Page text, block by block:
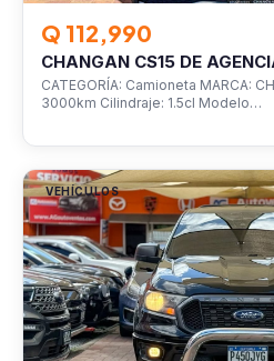
Q 112,990
CHANGAN CS15 DE
CATEGORÍA: Camioneta MARCA:
3000km Cilindraje: 1.5cl Modelo…
VEHÍCULOS